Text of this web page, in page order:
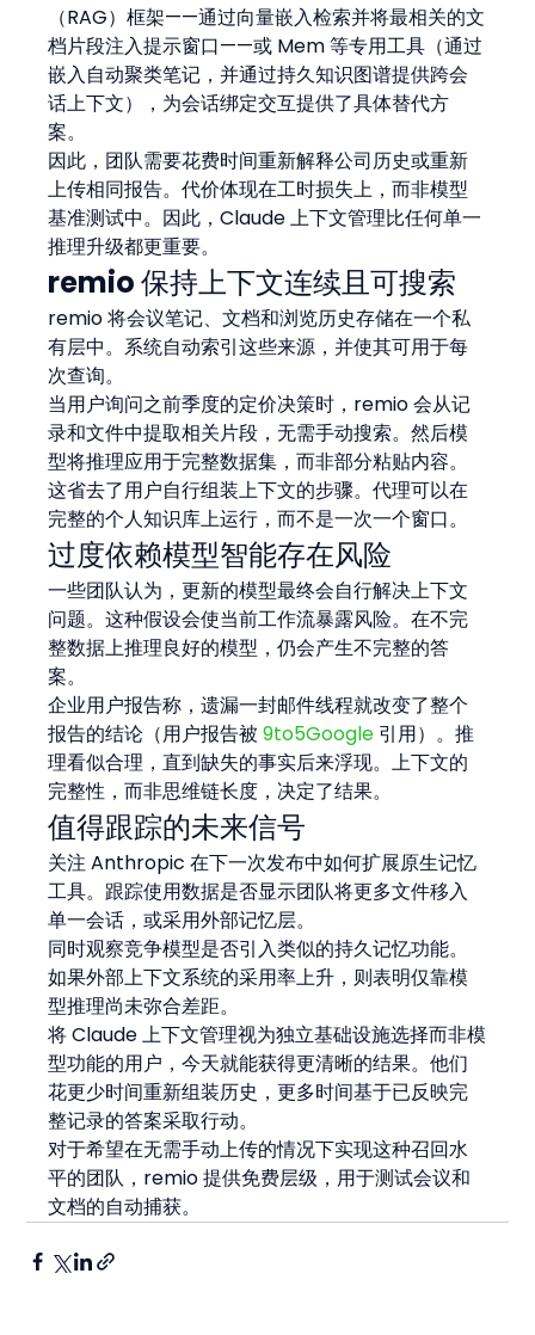
（RAG）框架——通过向量嵌入检索并将最相关的文
档片段注入提示窗口——或 Mem 等专用工具（通过
嵌入自动聚类笔记，并通过持久知识图谱提供跨会
话上下文），为会话绑定交互提供了具体替代方
案。
因此，团队需要花费时间重新解释公司历史或重新
上传相同报告。代价体现在工时损失上，而非模型
基准测试中。因此，Claude 上下文管理比任何单一
推理升级都更重要。
remio 保持上下文连续且可搜索
remio 将会议笔记、文档和浏览历史存储在一个私
有层中。系统自动索引这些来源，并使其可用于每
次查询。
当用户询问之前季度的定价决策时，remio 会从记
录和文件中提取相关片段，无需手动搜索。然后模
型将推理应用于完整数据集，而非部分粘贴内容。
这省去了用户自行组装上下文的步骤。代理可以在
完整的个人知识库上运行，而不是一次一个窗口。
过度依赖模型智能存在风险
一些团队认为，更新的模型最终会自行解决上下文
问题。这种假设会使当前工作流暴露风险。在不完
整数据上推理良好的模型，仍会产生不完整的答
案。
企业用户报告称，遗漏一封邮件线程就改变了整个
报告的结论（用户报告被 9to5Google 引用）。推
理看似合理，直到缺失的事实后来浮现。上下文的
完整性，而非思维链长度，决定了结果。
值得跟踪的未来信号
关注 Anthropic 在下一次发布中如何扩展原生记忆
工具。跟踪使用数据是否显示团队将更多文件移入
单一会话，或采用外部记忆层。
同时观察竞争模型是否引入类似的持久记忆功能。
如果外部上下文系统的采用率上升，则表明仅靠模
型推理尚未弥合差距。
将 Claude 上下文管理视为独立基础设施选择而非模
型功能的用户，今天就能获得更清晰的结果。他们
花更少时间重新组装历史，更多时间基于已反映完
整记录的答案采取行动。
对于希望在无需手动上传的情况下实现这种召回水
平的团队，remio 提供免费层级，用于测试会议和
文档的自动捕获。